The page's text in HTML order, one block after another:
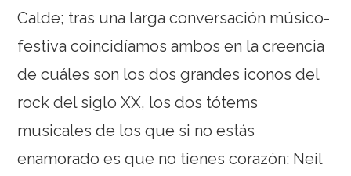
Calde; tras una larga conversación músico-
festiva coincidíamos ambos en la creencia
de cuáles son los dos grandes iconos del
rock del siglo XX, los dos tótems
musicales de los que si no estás
enamorado es que no tienes corazón: Neil